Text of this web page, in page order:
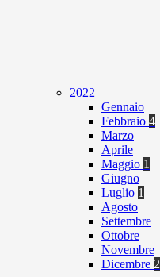
2022
Gennaio
Febbraio 4
Marzo
Aprile
Maggio 1
Giugno
Luglio 1
Agosto
Settembre
Ottobre
Novembre
Dicembre 2